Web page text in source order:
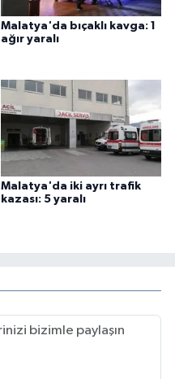
Malatya'da bıçaklı kavga: 1
ağır yaralı
Malatya'da iki ayrı trafik
kazası: 5 yaralı